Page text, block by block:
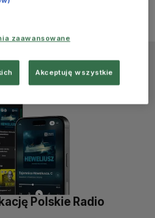
Polskie Radio
zaawansowane
Akceptuję wszystkie